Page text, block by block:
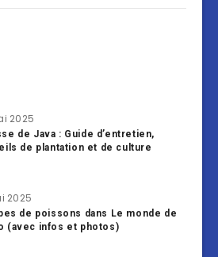
2025
de Java : Guide d’entretien,
de plantation et de culture
2025
de poissons dans Le monde de
(avec infos et photos)